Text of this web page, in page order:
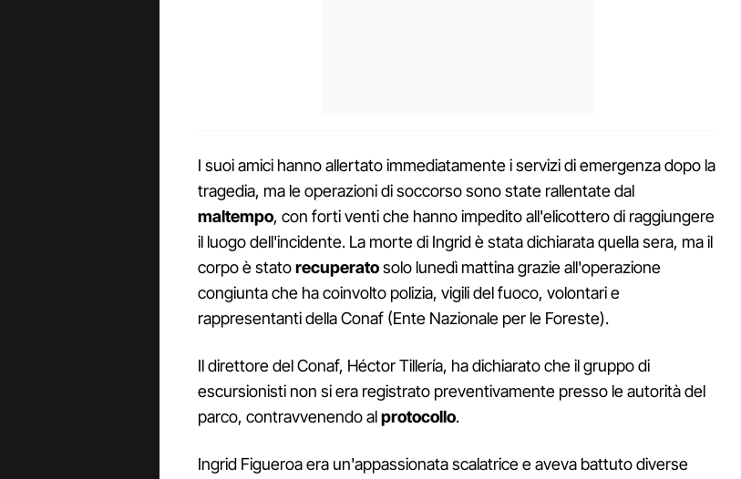
I suoi amici hanno allertato immediatamente i servizi di emergenza dopo la
tragedia, ma le operazioni di soccorso sono state rallentate dal
maltempo, con forti venti che hanno impedito all'elicottero di raggiungere
il luogo dell'incidente. La morte di Ingrid è stata dichiarata quella sera, ma il
corpo è statorecuperatosolo lunedì mattina grazie all'operazione
congiunta che ha coinvolto polizia, vigili del fuoco, volontari e
rappresentanti della Conaf (Ente Nazionale per le Foreste).
Il direttore del Conaf, Héctor Tillería, ha dichiarato che il gruppo di
escursionisti non si era registrato preventivamente presso le autorità del
parco, contravvenendo alprotocollo.
Ingrid Figueroa era un'appassionata scalatrice e aveva battuto diverse